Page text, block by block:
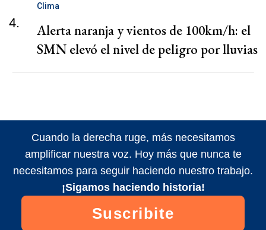
4.
Clima
Alerta naranja y vientos de 100km/h: el
SMN elevó el nivel de peligro por lluvias
Cuando la derecha ruge, más necesitamos
amplificar nuestra voz. Hoy más que nunca te
necesitamos para seguir haciendo nuestro trabajo.
¡Sigamos haciendo historia!
Suscribite